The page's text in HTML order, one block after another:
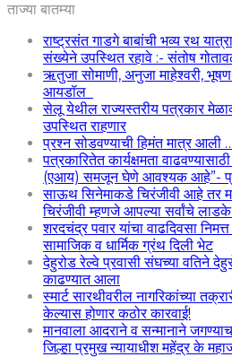
ताज्या बातम्या
राष्ट्रसंत गाडगे बाबांची भव्य रथ
संख्येने उपस्थित रहावे :- संतोष
ऋतुजा सोमाणी, अनुजा माहेश्वरी,
आयडॉल
सेलू येथील राज्यस्तरीय पत्रकार
उपस्थित राहणार
प्रश्न सोडवण्याची हिमंत मात्र आली
पत्रकारितेत कार्यक्षमता
(एआय) समजून घेणे आवश्यक आहे”-
साऊथ सिनेमाकडे चिरंजीवी आहे तर
चिरंजीवी म्हणजे आपल्या सर्वांचे
शरदचंद्र पवार यांचा वाढदिवसा निमत्त
सामाजिक व धार्मिक ग्रंथ दिली भेट
देहुरोड रेल्वे प्रवासी संघच्या वतिने
काढण्यात आला
स्मार्ट सारथीवरील नागरिकांच्या
केल्यास होणार कठोर कारवाई!
मानवाला आदराने व सन्मानाने
जिल्हा प्रमुख न्यायाधीश महेंद्र के